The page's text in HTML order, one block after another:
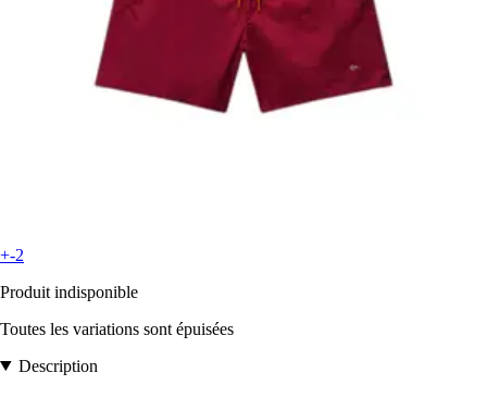
+-2
Produit indisponible
Toutes les variations sont épuisées
Description